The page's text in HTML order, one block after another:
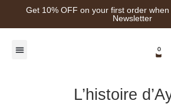
Get 10% OFF on your first order
Newsletter
0
L’histoire